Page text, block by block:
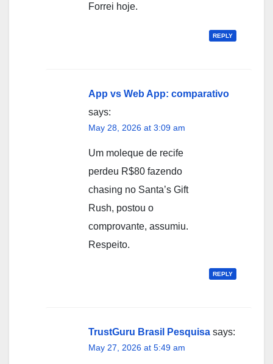
Forrei hoje.
REPLY
App vs Web App: comparativo
says:
May 28, 2026 at 3:09 am
Um moleque de recife
perdeu R$80 fazendo
chasing no Santa’s Gift
Rush, postou o
comprovante, assumiu.
Respeito.
REPLY
TrustGuru Brasil Pesquisa says:
May 27, 2026 at 5:49 am